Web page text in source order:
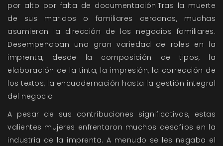
por alto por falta de documentación.Tras la muerte
de sus maridos o familiares cercanos, muchas
asumieron la dirección de los negocios familiares.
Desempeñaban una gran variedad de roles en la
imprenta, desde la composición de tipos, la
elaboración de la tinta, la impresión, la corrección de
los textos, la encuadernación hasta la gestión integral
del negocio.
A pesar de sus contribuciones significativas, estas
valientes mujeres enfrentaron muchos desafíos en la
industria de la imprenta. A menudo se les negaba el